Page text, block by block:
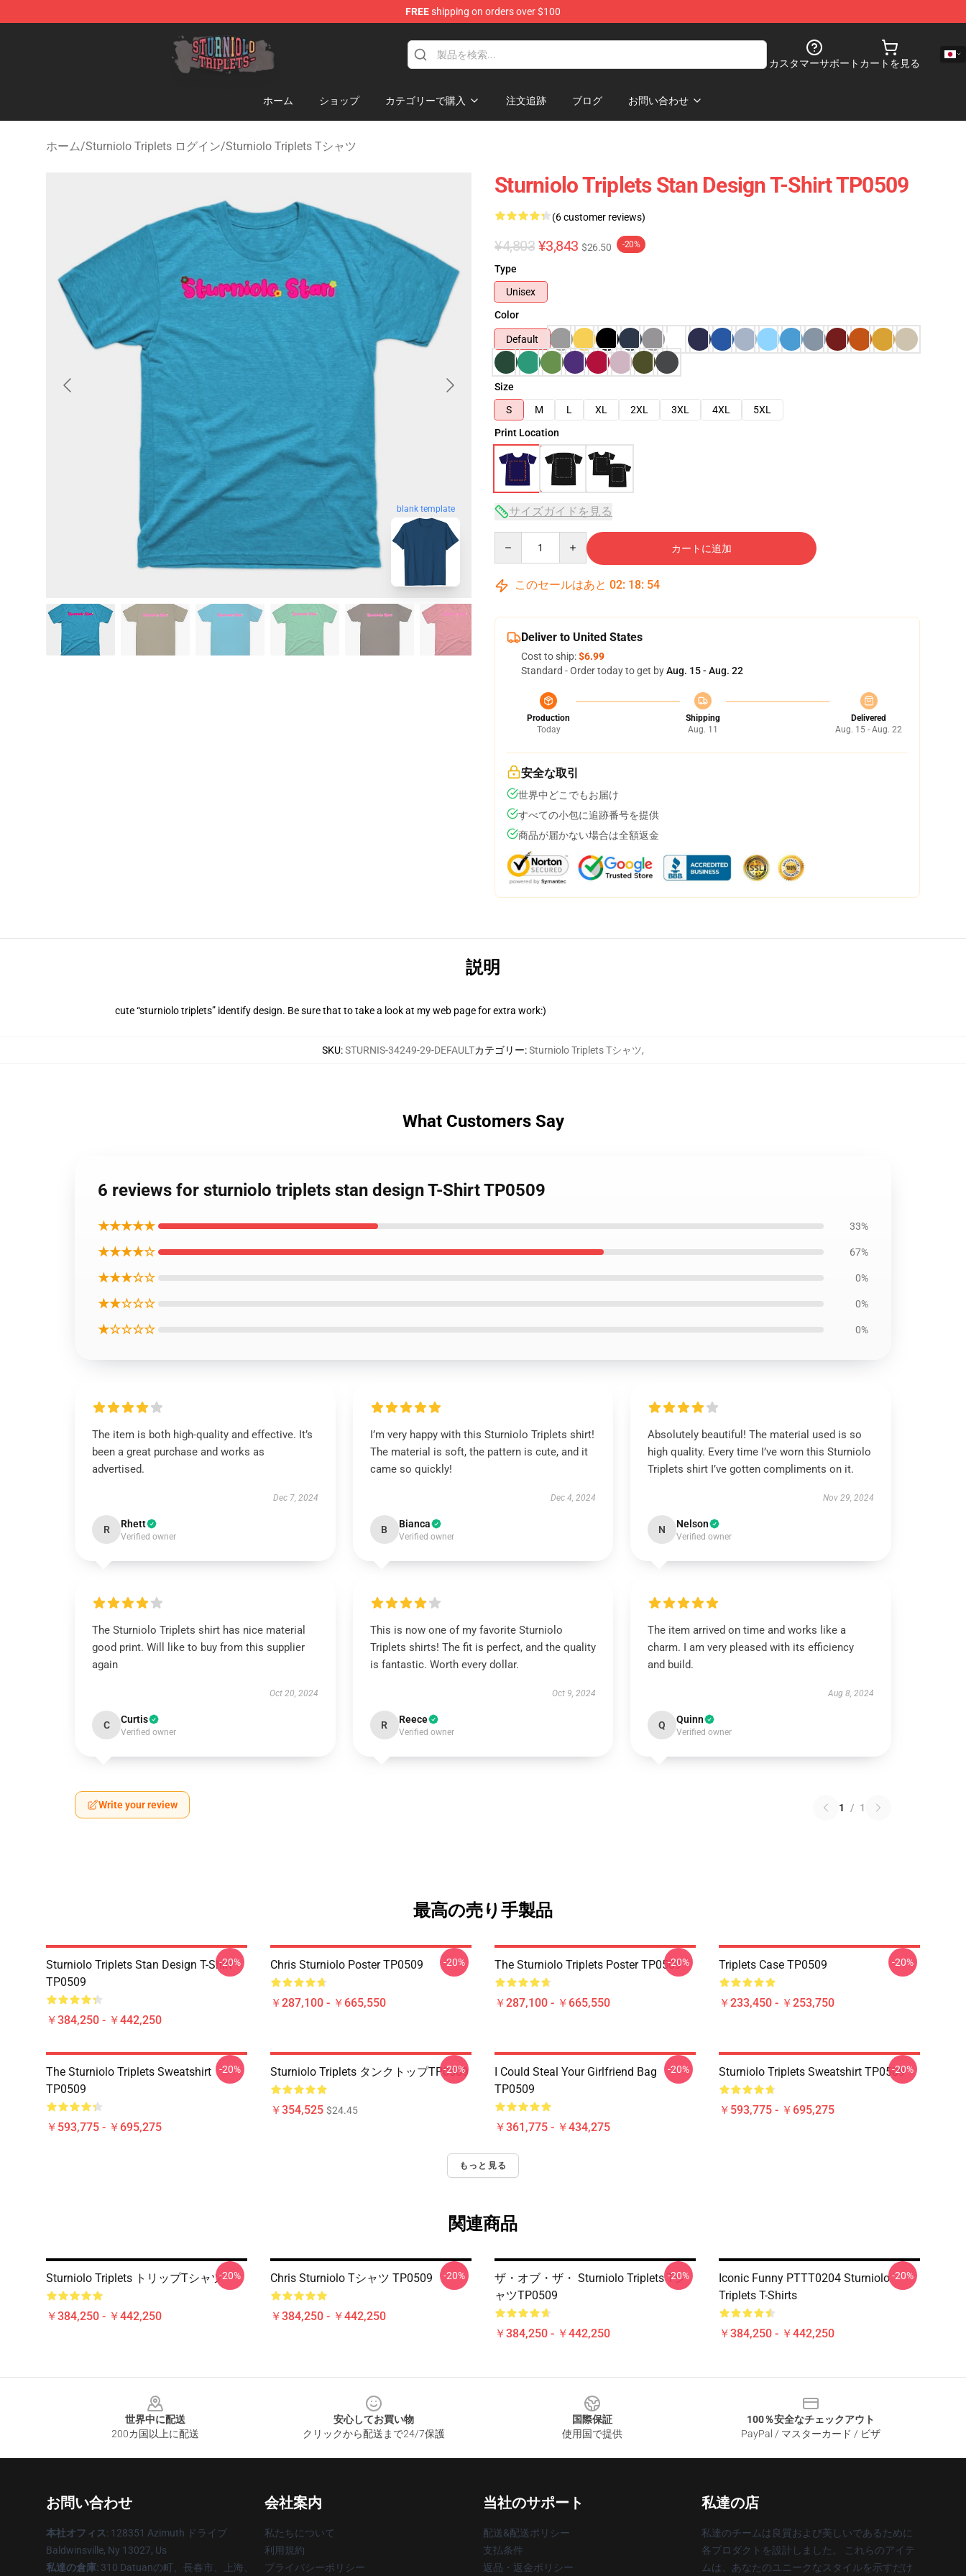
FREEshipping on orders over $100
Sturniolo Triplets Shop - Official Sturniolo Triplets Merchandise Store
カスタマーサポート カートを見る
ホーム ショップ カテゴリーで購入 注文追跡 ブログ お問い合わせ
ホーム/Sturniolo Triplets ログイン/Sturniolo Triplets Tシャツ
blank template
Sturniolo Triplets Stan Design T-Shirt TP0509
(6 customer reviews)
¥4,803 ¥3,843 $26.50 -20%
Type
Unisex
Color
Default
Size
S
M L XL 2XL 3XL 4XL
5XL
Print Location
サイズガイドを見る
カートに追加
このセールはあと 02: 18: 53
Deliver to United States
Cost to ship:$6.99
Standard - Order today to get byAug. 15 - Aug. 22
Production
Today
Shipping
Aug. 11
Delivered
Aug. 15 - Aug. 22
安全な取引
世界中どこでもお届け
すべての小包に追跡番号を提供
商品が届かない場合は全額返金
説明
cute “sturniolo triplets” identify design. Be sure that to take a look at my web page for extra work:)
SKU:STURNIS-34249-29-DEFAULTカテゴリー:Sturniolo Triplets Tシャツ,
What Customers Say
6 reviews for sturniolo triplets stan design T-Shirt TP0509
★★★★★ 33%
★★★★☆ 67%
★★★☆☆ 0%
★★☆☆☆ 0%
★☆☆☆☆ 0%
The item is both high-quality and effective. It’s
been a great purchase and works as
advertised.
Dec 7, 2024
R Rhett
Verified owner
I’m very happy with this Sturniolo Triplets shirt!
The material is soft, the pattern is cute, and it
came so quickly!
Dec 4, 2024
B Bianca
Verified owner
Absolutely beautiful! The material used is so
high quality. Every time I’ve worn this Sturniolo
Triplets shirt I’ve gotten compliments on it.
Nov 29, 2024
N Nelson
Verified owner
The Sturniolo Triplets shirt has nice material
good print. Will like to buy from this supplier
again
Oct 20, 2024
C Curtis
Verified owner
This is now one of my favorite Sturniolo
Triplets shirts! The fit is perfect, and the quality
is fantastic. Worth every dollar.
Oct 9, 2024
R Reece
Verified owner
The item arrived on time and works like a
charm. I am very pleased with its efficiency
and build.
Aug 8, 2024
Q Quinn
Verified owner
Write your review 1 / 1
最高の売り手製品
Sturniolo Triplets Stan Design T-Shirt
TP0509
￥384,250 - ￥442,250
-20% Chris Sturniolo Poster TP0509
￥287,100 - ￥665,550
-20% The Sturniolo Triplets Poster TP0509
￥287,100 - ￥665,550
-20% Triplets Case TP0509
￥233,450 - ￥253,750
-20%
The Sturniolo Triplets Sweatshirt
TP0509
￥593,775 - ￥695,275
-20% Sturniolo Triplets タンクトップTP0509
￥354,525 $24.45
-20%
I Could Steal Your Girlfriend Bag
TP0509
￥361,775 - ￥434,275
-20% Sturniolo Triplets Sweatshirt TP0509
￥593,775 - ￥695,275
-20%
もっと見る
関連商品
Sturniolo Triplets トリップTシャツ
￥384,250 - ￥442,250
-20% Chris Sturniolo Tシャツ TP0509
￥384,250 - ￥442,250
-20%
ザ・オブ・ザ・ Sturniolo Triplets Tシ
ャツTP0509
￥384,250 - ￥442,250
-20%
Iconic Funny PTTT0204 Sturniolo
Triplets T-Shirts
￥384,250 - ￥442,250
-20%
世界中に配送
200カ国以上に配送
安心してお買い物
クリックから配送まで24/7保護
国際保証
使用国で提供
100％安全なチェックアウト
PayPal / マスターカード / ビザ
お問い合わせ
本社オフィス: 128351 Azimuth ドライブ
Baldwinsville, Ny 13027, Us
私達の倉庫: 310 Datuanの町、長春市、上海、
会社案内
私たちについて
利用規約
プライバシーポリシー
当社のサポート
配送&配送ポリシー
支払条件
返品・返金ポリシー
私達の店
私達のチームは良質および美しいであるために
各プロダクトを設計しました。 これらのアイテ
ムは、あなたのユニークなスタイルを示すだけ